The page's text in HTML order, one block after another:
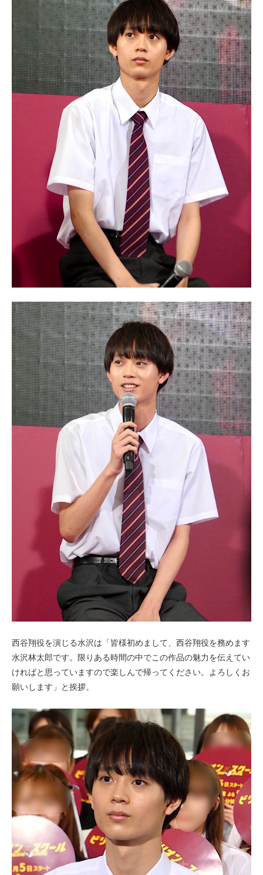
西谷翔役を演じる水沢は「皆様初めまして、西谷翔役を務めます
水沢林太郎です。限りある時間の中でこの作品の魅力を伝えてい
ければと思っていますので楽しんで帰ってください。よろしくお
願いします」と挨拶。